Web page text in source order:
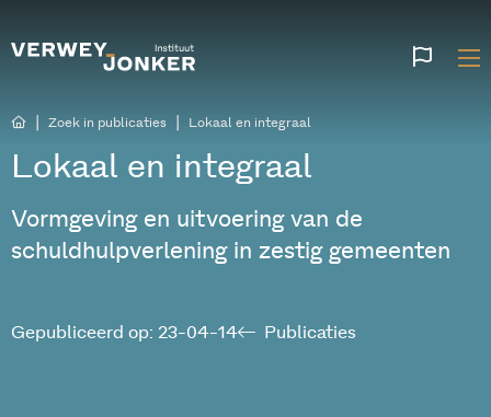
Zoek in publicaties Lokaal en integraal
Lokaal en integraal
Vormgeving en uitvoering van de
schuldhulpverlening in zestig gemeenten
Publicaties
Gepubliceerd op: 23-04-14